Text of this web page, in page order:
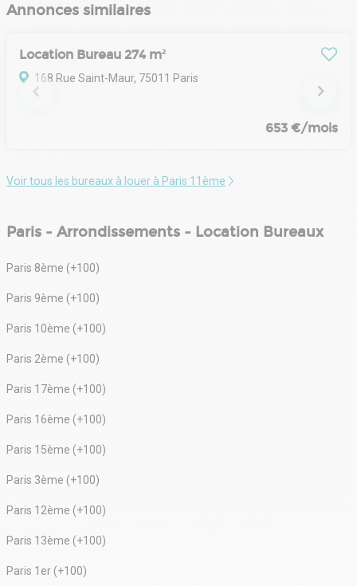
Annonces similaires
Location Bureau 274 m²
168 Rue Saint-Maur, 75011 Paris
653 €/mois
Voir tous les bureaux à louer à Paris 11ème
Paris - Arrondissements - Location Bureaux
Paris 8ème (+100)
Paris 9ème (+100)
Paris 10ème (+100)
Paris 2ème (+100)
Paris 17ème (+100)
Paris 16ème (+100)
Paris 15ème (+100)
Paris 3ème (+100)
Paris 12ème (+100)
Paris 13ème (+100)
Paris 1er (+100)